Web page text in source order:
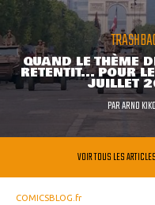
QUAND LE THÈME
RETENTIT... POUR
JUILLET
PARARNO
VOIR TOUS LES
COMICSBLOG.fr